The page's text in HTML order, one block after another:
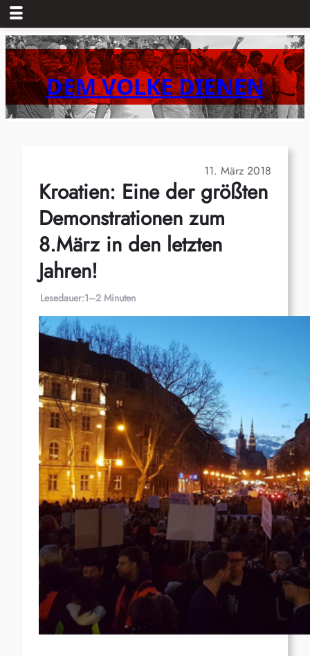
Zum
Inhalt
springenDEM VOLKE DIENEN
11. März 2018
Kroatien: Eine der größten
Demonstrationen zum
8.März in den letzten
Jahren!
Lesedauer:1–2 Minuten